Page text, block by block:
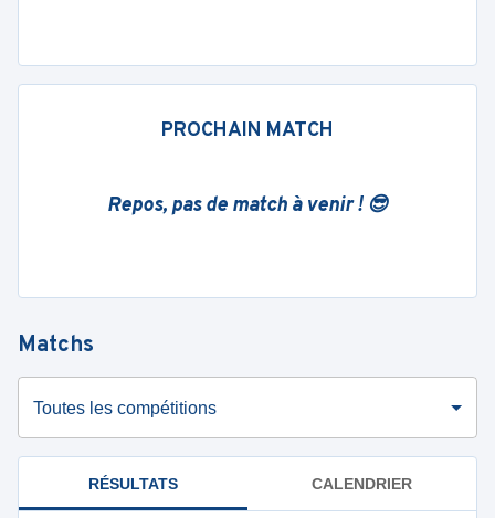
PROCHAIN MATCH
Repos, pas de match à venir ! 😎
Matchs
Toutes les compétitions
RÉSULTATS CALENDRIER